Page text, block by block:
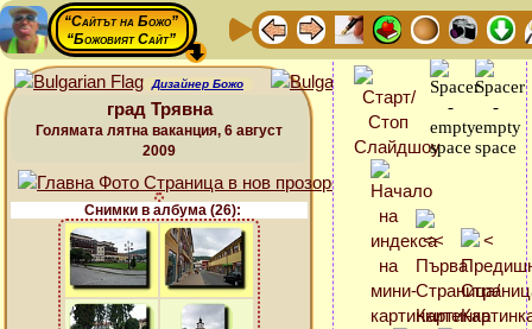
“Сайтът на Божо”
“Божовият Сайт”
Дизайнер Божо
град Трявна
Голямата лятна ваканция, 6 август
2009
Снимки в албума (26):